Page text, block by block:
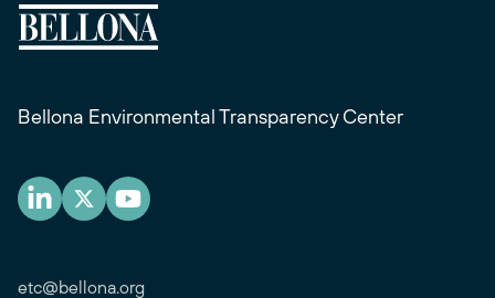
Bellona Environmental Transparency Center
etc@bellona.org